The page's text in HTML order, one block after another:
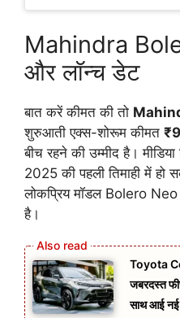
Mahindra
और लॉन्च डेट
बात करें कीमत की तो
शुरुआती एक्स-शोरूम कीमत
बीच रहने की उम्मीद है।
2025 की पहली तिमाही में
लोकप्रिय मॉडल Bolero
है।
Toyota
जबरदस्त
साथ आई नई